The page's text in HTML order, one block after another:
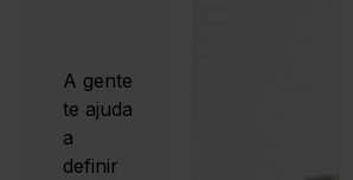
A gente
te ajuda
a
definir